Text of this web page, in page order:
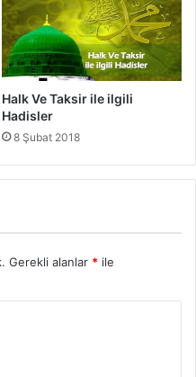
Halk Ve Taksir ile ilgili
Hadisler
8 Şubat 2018
Gerekli alanlar * ile